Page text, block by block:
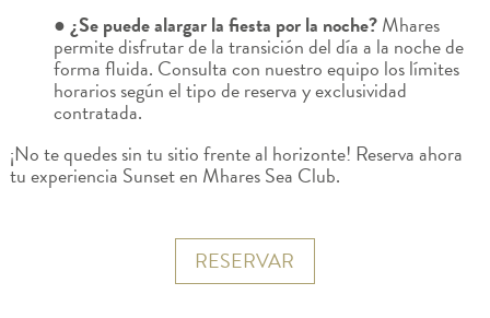
● ¿Se puede alargar la fiesta por la noche?Mhares
permite disfrutar de la transición del día a la noche de
forma fluida. Consulta con nuestro equipo los límites
horarios según el tipo de reserva y exclusividad
contratada.
¡No te quedes sin tu sitio frente al horizonte! Reserva ahora
tu experiencia Sunset en Mhares Sea Club.
RESERVAR